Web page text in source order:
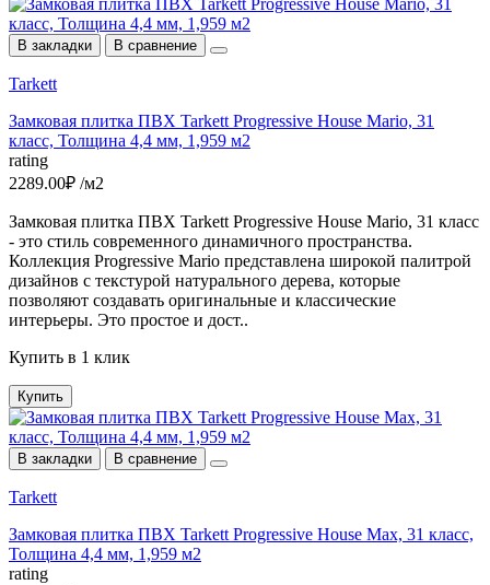
В закладки В сравнение
Tarkett
Замковая плитка ПВХ Tarkett Progressive House Mario, 31
класс, Толщина 4,4 мм, 1,959 м2
rating
2289.00₽ /м2
Замковая плитка ПВХ Tarkett Progressive House Mario, 31 класс
- это стиль современного динамичного пространства.
Коллекция Progressive Mario представлена широкой палитрой
дизайнов c текстурой натурального дерева, которые
позволяют создавать оригинальные и классические
интерьеры. Это простое и дост..
Купить в 1 клик
Купить
В закладки В сравнение
Tarkett
Замковая плитка ПВХ Tarkett Progressive House Max, 31 класс,
Толщина 4,4 мм, 1,959 м2
rating